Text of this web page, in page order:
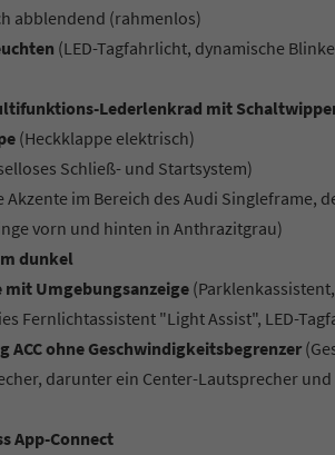
abblendend (rahmenlos)
(LED-Tagfahrlicht, dynamische
Lederlenkrad mit
(Heckklappe elektrisch)
Schließ- und Startsystem)
Akzente im Bereich des Audi Singleframe,
vorn und hinten in Anthrazitgrau)
dunkel
Umgebungsanzeige
Fernlichtassistent "Light Assist", LED-
ohne Geschwindigkeitsbegrenzer
darunter ein Center-Lautsprecher
App-Connect